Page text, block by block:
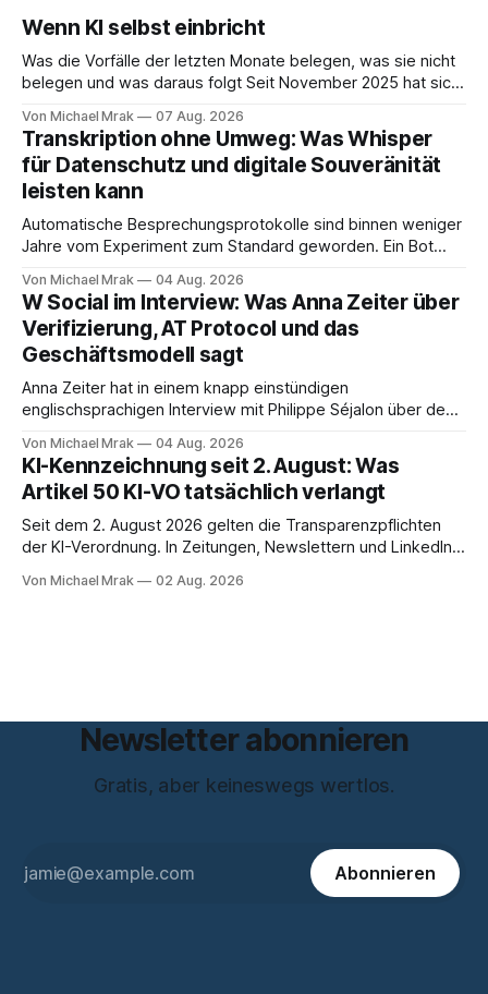
Wenn KI selbst einbricht
Was die Vorfälle der letzten Monate belegen, was sie nicht
belegen und was daraus folgt Seit November 2025 hat sich
KI-Systeme Angriffe nicht nur unterstützen, sondern
durchführen können. Sie können. Es gibt inzwischen genug
dokumentierte Fälle, um über Belege statt
Von Michael Mrak 07 Aug. 2026
Transkription ohne Umweg: Was Whisper
für Datenschutz und digitale Souveränität
leisten kann
Automatische Besprechungsprotokolle sind binnen weniger
Jahre vom Experiment zum Standard geworden. Ein Bot
Ende eine Zusammenfassung samt Aufgabenliste. Das
funktioniert gut. Die Frage, die regelmäßig untergeht, lautet:
Wo genau liegt das Audio, wer verarbeitet es und unter
welcher Rechtsgrundlage? Es gibt
Von Michael Mrak 04 Aug. 2026
W Social im Interview: Was Anna Zeiter über
Verifizierung, AT Protocol und das
Geschäftsmodell sagt
Anna Zeiter hat in einem knapp einstündigen
englischsprachigen Interview mit Philippe Séjalon über den
über zehn Jahre Datenschutzbeauftragte bei eBay und hat
zum Thema Meinungsfreiheit promoviert. Das Gespräch ist
inhaltlich dichter als die meisten Kurzinterviews zum Thema
und beantwortet einige Fragen,
Von Michael Mrak 04 Aug. 2026
KI-Kennzeichnung seit 2. August: Was
Artikel 50 KI-VO tatsächlich verlangt
Seit dem 2. August 2026 gelten die Transparenzpflichten
der KI-Verordnung. In Zeitungen, Newslettern und LinkedIn-
trotzdem falsch ist: Ab jetzt müsse alles gekennzeichnet
Von Michael Mrak 02 Aug. 2026
Newsletter abonnieren
Gratis, aber keineswegs wertlos.
Abonnieren